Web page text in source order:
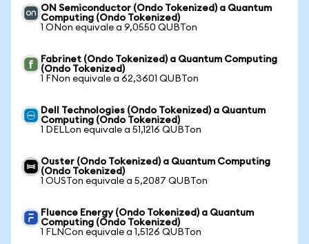
ON Semiconductor (Ondo Tokenized) a Quantum
Computing (Ondo Tokenized)
1 ONon equivale a 9,0550 QUBTon
Fabrinet (Ondo Tokenized) a Quantum Computing
(Ondo Tokenized)
1 FNon equivale a 62,3601 QUBTon
Dell Technologies (Ondo Tokenized) a Quantum
Computing (Ondo Tokenized)
1 DELLon equivale a 51,1216 QUBTon
Ouster (Ondo Tokenized) a Quantum Computing
(Ondo Tokenized)
1 OUSTon equivale a 5,2087 QUBTon
Fluence Energy (Ondo Tokenized) a Quantum
Computing (Ondo Tokenized)
1 FLNCon equivale a 1,5126 QUBTon